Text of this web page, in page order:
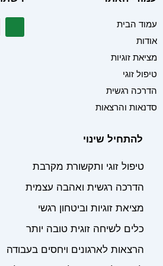
עמוד הבית
אודות
מציאת זוגיות
טיפול זוגי
הדרכה רגשית
סדנאות והרצאות
W
להתחיל שינוי
טיפול זוגי ותקשורת מקרבת
הדרכה רגשית ואהבה עצמית
מציאת זוגיות וביטחון רגשי
כלים לשיחה זוגית טובה יותר
הרצאות לארגונים ויחסים בעבודה